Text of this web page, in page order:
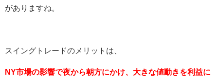
がありますね。
スイングトレードのメリットは、
NY市場の影響で夜から朝方にかけ、大きな値動きを利益に